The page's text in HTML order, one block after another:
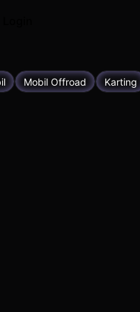
Mobil Offroad Karting